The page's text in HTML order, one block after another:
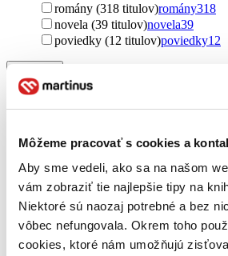
Môžeme pracovať s cookies a
Aby sme vedeli, ako sa na našom
vám zobraziť tie najlepšie tipy na
Niektoré sú naozaj potrebné a bez
vôbec nefungovala. Okrem toho
cookies, ktoré nám umožňujú
romány (318 titulov)romány318
novela (39 titulov)novela39
poviedky (12 titulov)poviedky12
fantasy (433 titulov)
manga (55 titulov)manga 55
urban fantasy (16 titulov)urban
dystopický (8 titulov) dystopický8
dark fantasy (5 titulov)
dark fantasy
rozprávky (3 tituly)rozprávky3
steampunk (3 tituly)steampunk3
Ďalšie možnosti